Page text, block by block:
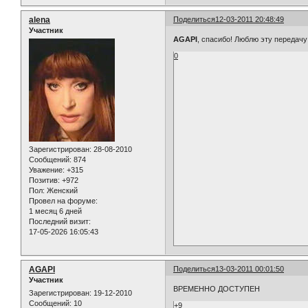
Поделиться12-03-2011 20:48:49
alena
Участник
Зарегистрирован: 28-08-2010
Сообщений: 874
Уважение: +315
Позитив: +972
Пол: Женский
Провел на форуме:
1 месяц 6 дней
Последний визит:
17-05-2026 16:05:43
AGAPI , спасибо! Люблю эту
0
Поделиться13-03-2011 00:01:50
AGAPI
Участник
Зарегистрирован: 19-12-2010
Сообщений: 10
ВРЕМЕННО ДОСТУПЕН
+9